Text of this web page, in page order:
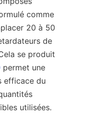
comme
20 à 50
de
se produit
permet une
efficace du
utilisées.